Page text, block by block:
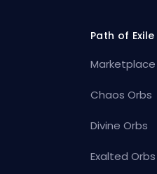
Path of Exile
Marketplace
Chaos Orbs
Divine Orbs
Exalted Orbs